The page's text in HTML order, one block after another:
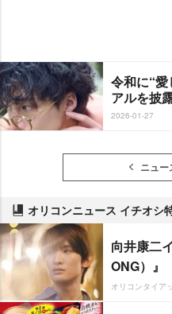
令和に“
アルを披
2026-01-27
ニュー
オリコンニュース イチオシ
向井康二
ONG）』
オリコンタイア